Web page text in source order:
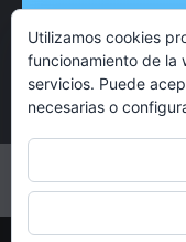
Utilizamos cookies
funcionamiento de la
servicios. Puede
necesarias o